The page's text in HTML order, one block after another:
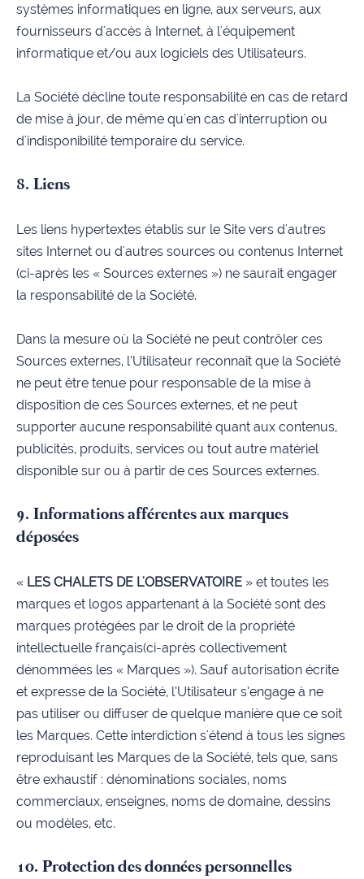
systèmes informatiques en ligne, aux serveurs, aux
fournisseurs d'accès à Internet, à l'équipement
informatique et/ou aux logiciels des Utilisateurs.
La Société décline toute responsabilité en cas de retard
de mise à jour, de même qu'en cas d'interruption ou
d'indisponibilité temporaire du service.
8. Liens
Les liens hypertextes établis sur le Site vers d'autres
sites Internet ou d'autres sources ou contenus Internet
(ci-après les « Sources externes ») ne saurait engager
la responsabilité de la Société.
Dans la mesure où la Société ne peut contrôler ces
Sources externes, l’Utilisateur reconnaît que la Société
ne peut être tenue pour responsable de la mise à
disposition de ces Sources externes, et ne peut
supporter aucune responsabilité quant aux contenus,
publicités, produits, services ou tout autre matériel
disponible sur ou à partir de ces Sources externes.
9. Informations afférentes aux marques
déposées
« LES CHALETS DE L'OBSERVATOIRE » et toutes les
marques et logos appartenant à la Société sont des
marques protégées par le droit de la propriété
intellectuelle français(ci-après collectivement
dénommées les « Marques »). Sauf autorisation écrite
et expresse de la Société, l’Utilisateur s’engage à ne
pas utiliser ou diffuser de quelque manière que ce soit
les Marques. Cette interdiction s'étend à tous les signes
reproduisant les Marques de la Société, tels que, sans
être exhaustif : dénominations sociales, noms
commerciaux, enseignes, noms de domaine, dessins
ou modèles, etc.
10. Protection des données personnelles